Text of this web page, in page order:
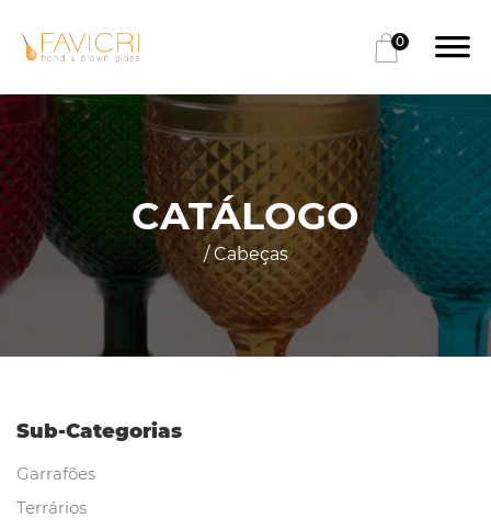
0
CATÁLOGO
/ Cabeças
Sub-Categorias
Garrafões
Terrários